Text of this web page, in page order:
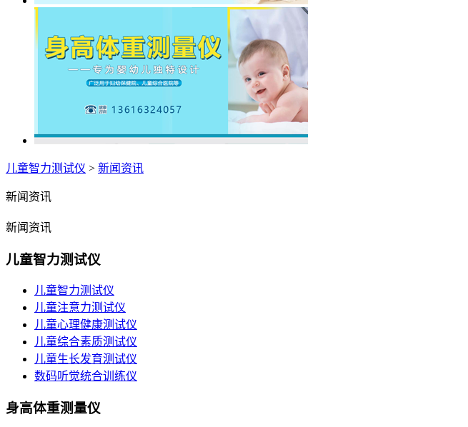
儿童智力测试仪 > 新闻资讯
新闻资讯
新闻资讯
儿童智力测试仪
儿童智力测试仪
儿童注意力测试仪
儿童心理健康测试仪
儿童综合素质测试仪
儿童生长发育测试仪
数码听觉统合训练仪
身高体重测量仪